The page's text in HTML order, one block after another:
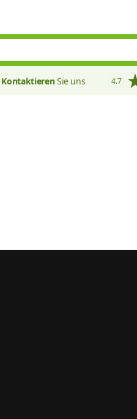
KontaktierenSie uns 4.7